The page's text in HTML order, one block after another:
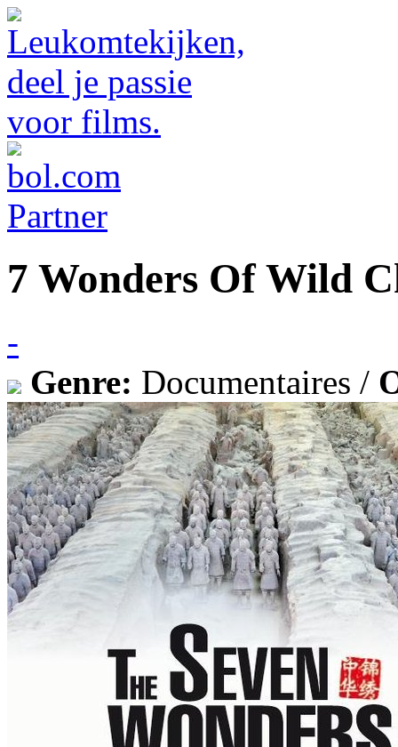
7 Wonders Of Wild
-
Genre: Documentaires /